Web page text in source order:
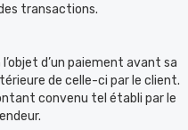
transactions.
d’un paiement avant sa
de celle-ci par le client.
convenu tel établi par le